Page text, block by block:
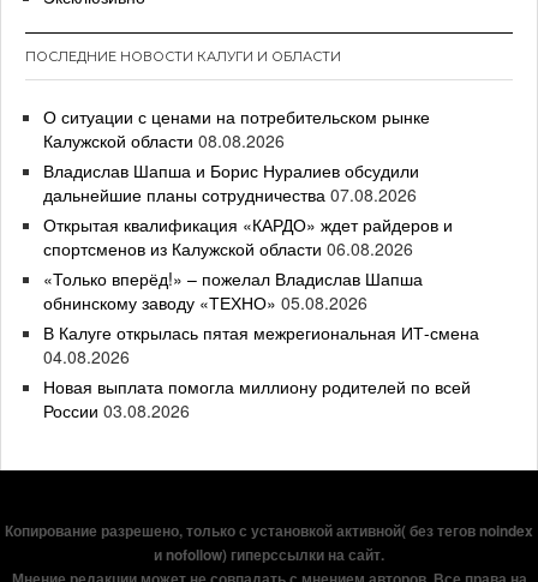
ПОСЛЕДНИЕ НОВОСТИ КАЛУГИ И ОБЛАСТИ
О ситуации с ценами на потребительском рынке
Калужской области 08.08.2026
Владислав Шапша и Борис Нуралиев обсудили
дальнейшие планы сотрудничества 07.08.2026
Открытая квалификация «КАРДО» ждет райдеров и
спортсменов из Калужской области 06.08.2026
«Только вперёд!» – пожелал Владислав Шапша
обнинскому заводу «ТЕХНО» 05.08.2026
В Калуге открылась пятая межрегиональная ИТ-смена
04.08.2026
Новая выплата помогла миллиону родителей по всей
России 03.08.2026
Копирование разрешено, только с установкой активной( без тегов noindex
и nofollow) гиперссылки на сайт.